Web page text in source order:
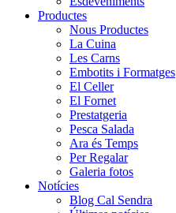
Productes
Nous Productes
La Cuina
Les Carns
Embotits i Formatges
El Celler
El Fornet
Prestatgeria
Pesca Salada
Ara és Temps
Per Regalar
Galeria fotos
Notícies
Blog Cal Sendra